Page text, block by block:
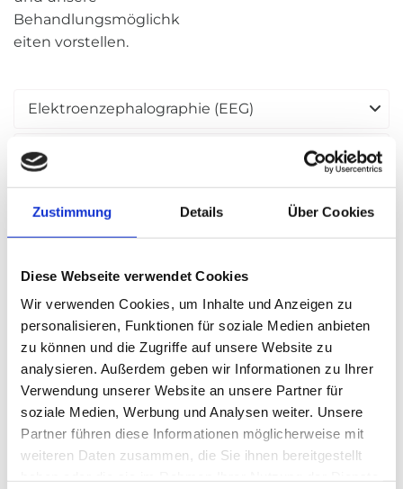
Zustimmung Details Über Cookies
Diese Webseite verwendet Cookies
Wir verwenden Cookies, um Inhalte und Anzeigen zu
personalisieren, Funktionen für soziale Medien anbieten
zu können und die Zugriffe auf unsere Website zu
analysieren. Außerdem geben wir Informationen zu Ihrer
Verwendung unserer Website an unsere Partner für
soziale Medien, Werbung und Analysen weiter. Unsere
Partner führen diese Informationen möglicherweise mit
weiteren Daten zusammen, die Sie ihnen bereitgestellt
Behandlungsmöglichk
eiten vorstellen.
Elektroenzephalographie (EEG)
(Farb-)Doppler- und Duplexsonographie
Elektroneurographie (ENG)
Sensibel evozierte Potentiale (SEP)
Akustisch evozierte Potentiale (AEP)
Visuell evozierte Potentiale (VEP)
Neuropsychologische Testverfahren
Bildgebende Verfahren (CT und MRT)